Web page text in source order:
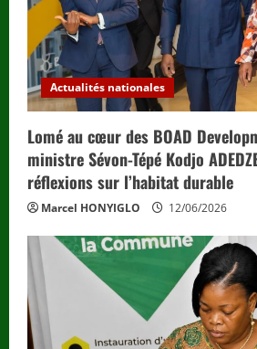
Actualités nationales
Lomé au cœur des BOAD
ministre Sévon-Tépé Kodjo
réflexions sur l’habitat durable
Marcel HONYIGLO 12/06/2026